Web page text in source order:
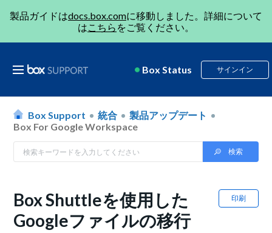
製品ガイドはdocs.box.comに移動しました。詳細について
はこちら をご覧ください。
Box Status サインイン
Box Support 統合
製品アップデート
Box For Google Workspace
印刷
Box Shuttleを使用した
Googleファイルの移行